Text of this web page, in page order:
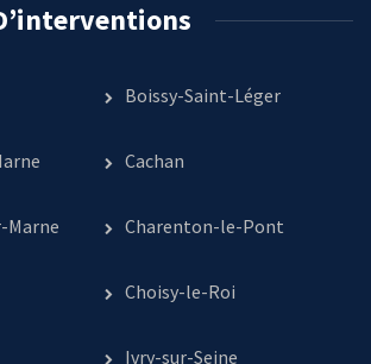
Boissy-Saint-Léger
Cachan
Marne Charenton-le-Pont
Choisy-le-Roi
Ivry-sur-Seine